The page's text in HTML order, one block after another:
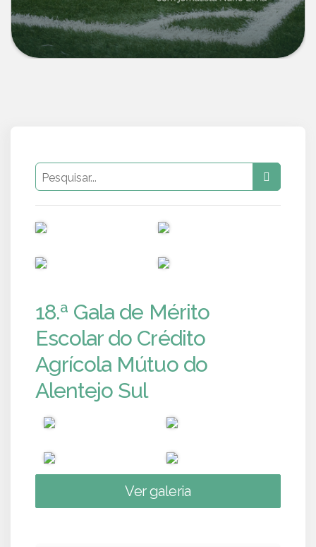
18.ª Gala de Mérito
Escolar do Crédito
Agrícola Mútuo do
Alentejo Sul
Ver galeria